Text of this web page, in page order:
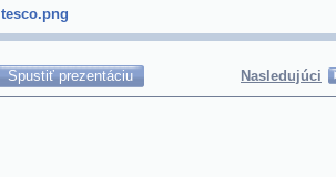
tesco.png
Spustiť prezentáciu Nasledujúci